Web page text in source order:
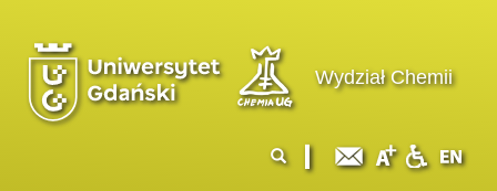
Wydział Chemii